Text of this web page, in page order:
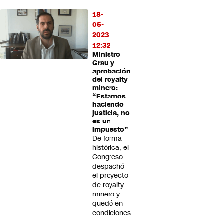
18-
05-
2023
12:32
Ministro
Grau y
aprobación
del royalty
minero:
“Estamos
haciendo
justicia, no
es un
impuesto”
De forma
histórica, el
Congreso
despachó
el proyecto
de royalty
minero y
quedó en
condiciones